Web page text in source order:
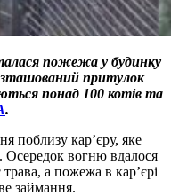
пожежа у будинку
притулок
понад 100 котів та
.
поблизу кар’єру, яке
Осередок вогню вдалося
трава, а пожежа в кар’єрі
займання.